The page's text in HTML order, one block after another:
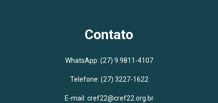
Contato
WhatsApp: (27) 9.9811-4107
Telefone: (27) 3227-1622
E-mail: cref22@cref22.org.br